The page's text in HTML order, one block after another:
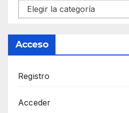
Categorías
Acceso
Registro
Acceder